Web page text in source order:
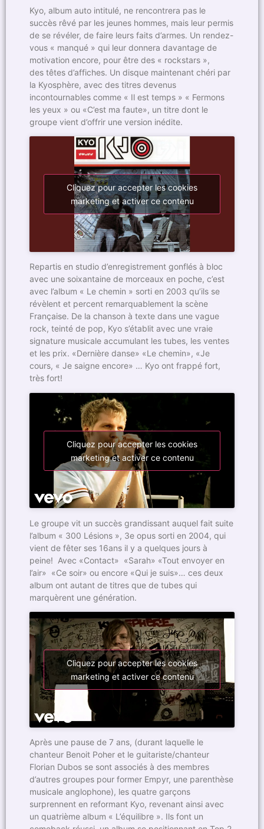
Kyo, album auto intitulé, ne rencontrera pas le
succès rêvé par les jeunes hommes, mais leur permis
de se révéler, de faire leurs faits d’armes. Un rendez-
vous « manqué » qui leur donnera davantage de
motivation encore, pour être des « rockstars »,
des têtes d’affiches. Un disque maintenant chéri par
la Kyosphère, avec des titres devenus
incontournables comme « Il est temps » « Fermons
les yeux » ou «C’est ma faute», un titre dont le
groupe vient d’offrir une version inédite.
Cliquez pour accepter les cookies
marketing et activer ce contenu
Repartis en studio d’enregistrement gonflés à bloc
avec une soixantaine de morceaux en poche, c’est
avec l’album « Le chemin » sorti en 2003 qu’ils se
révèlent et percent remarquablement la scène
Française. De la chanson à texte dans une vague
rock, teinté de pop, Kyo s’établit avec une vraie
signature musicale accumulant les tubes, les ventes
et les prix. «Dernière danse» «Le chemin», «Je
cours, « Je saigne encore» … Kyo ont frappé fort,
très fort!
Cliquez pour accepter les cookies
marketing et activer ce contenu
Le groupe vit un succès grandissant auquel fait suite
l’album « 300 Lésions », 3e opus sorti en 2004, qui
vient de fêter ses 16ans il y a quelques jours à
peine! Avec «Contact» «Sarah» «Tout envoyer en
l’air» «Ce soir» ou encore «Qui je suis»… ces deux
album ont autant de titres que de tubes qui
marquèrent une génération.
Cliquez pour accepter les cookies
marketing et activer ce contenu
Après une pause de 7 ans, (durant laquelle le
chanteur Benoit Poher et le guitariste/chanteur
Florian Dubos se sont associés à des membres
d’autres groupes pour former Empyr, une parenthèse
musicale anglophone), les quatre garçons
surprennent en reformant Kyo, revenant ainsi avec
un quatrième album « L’équilibre ». Ils font un